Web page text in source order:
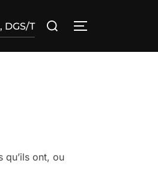
DGS/T
Rechercher :
PERMUTER
qu’ils ont, ou